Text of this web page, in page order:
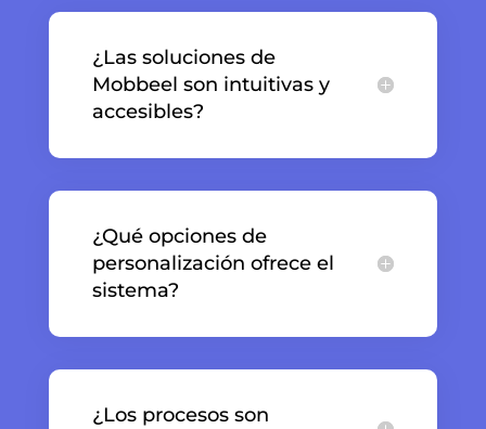
¿Las soluciones de
Mobbeel son intuitivas y
accesibles?
¿Qué opciones de
personalización ofrece el
sistema?
¿Los procesos son